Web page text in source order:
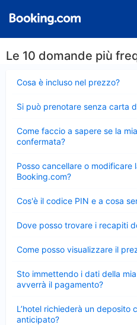
Le 10 domande più
Cosa è incluso nel prezzo?
chiuso
Si può prenotare senza carta
chiuso
Come faccio a sapere se la
confermata?
chiuso
Posso cancellare o modificare
Booking.com?
chiuso
Cos'è il codice PIN e a cosa
chiuso
Dove posso trovare i recapiti
chiuso
Come posso visualizzare il
chiuso
Sto immettendo i dati della
avverrà il pagamento?
chiuso
L’hotel richiederà un deposito
anticipato?
chiuso